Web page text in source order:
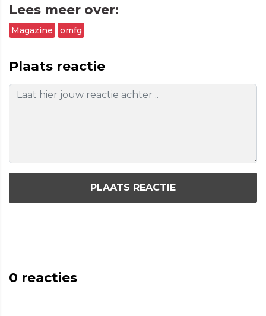
Lees meer over:
Magazine omfg
Plaats reactie
PLAATS REACTIE
0 reacties